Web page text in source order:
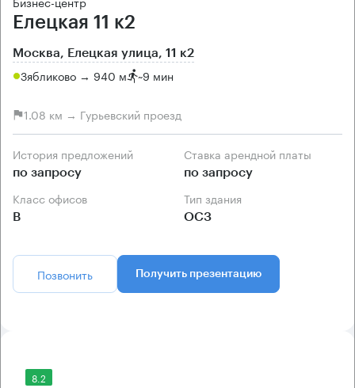
Елецкая 11 к2
Москва, Елецкая улица, 11 к2
Зябликово → 940 м ~9 мин
1.08 км → Гурьевский проезд
История предложений
по запросу
Ставка арендной платы
по запросу
Класс офисов
B
Тип здания
ОСЗ
Позвонить Получить презентацию
8.2